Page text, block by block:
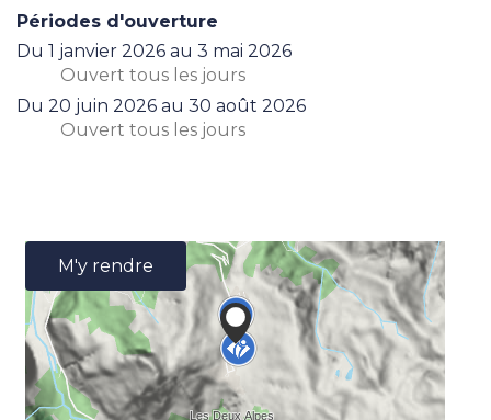
Périodes d'ouverture
Du 1 janvier 2026 au 3 mai 2026
Ouvert tous les jours
Du 20 juin 2026 au 30 août 2026
Ouvert tous les jours
M'y rendre